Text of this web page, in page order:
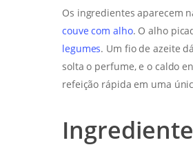
Os ingredientes aparecem
couve com alho. O alho
legumes. Um fio de azeite
solta o perfume, e o caldo
refeição rápida em uma